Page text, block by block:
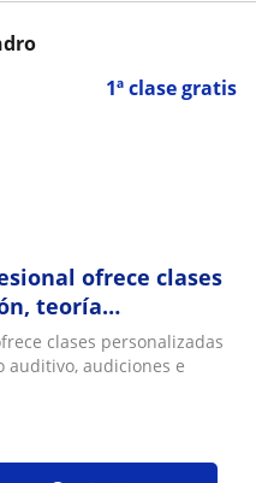
1ª clase gratis
ofrece clases
teoría
e
clases personalizadas
auditivo, audiciones e